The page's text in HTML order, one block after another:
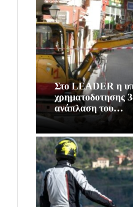
Στο LEADER η
χρηματοδοτησης
ανάπλαση του…